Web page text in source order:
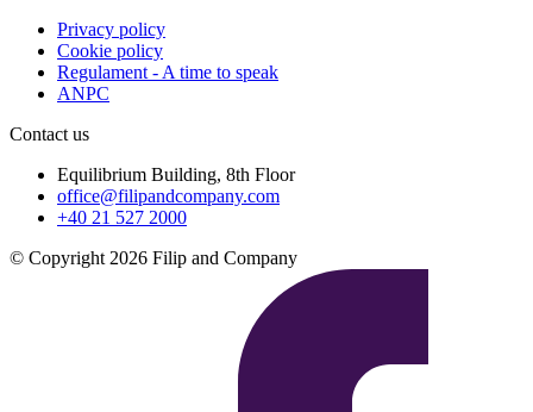
Privacy policy
Cookie policy
Regulament - A time to speak
ANPC
Contact us
Equilibrium Building, 8th Floor
office@filipandcompany.com
+40 21 527 2000
© Copyright 2026 Filip and Company